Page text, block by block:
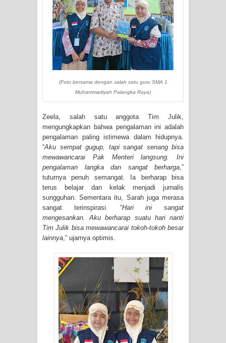
(Foto bersama dengan salah satu guru SMA 1
Muhammadiyah Palangka Raya)
Zeela, salah satu anggota Tim Julik,
mengungkapkan bahwa pengalaman ini adalah
pengalaman paling istimewa dalam hidupnya.
“Aku sempat gugup, tapi sangat senang bisa
mewawancarai Pak Menteri langsung. Ini
pengalaman langka dan sangat berharga ,”
tuturnya penuh semangat. Ia berharap bisa
terus belajar dan kelak menjadi jurnalis
sungguhan. Sementara itu, Sarah juga merasa
sangat terinspirasi. “Hari ini sangat
mengesankan. Aku berharap suatu hari nanti
Tim Julik bisa mewawancarai tokoh-tokoh besar
lainnya ,” ujarnya optimis.